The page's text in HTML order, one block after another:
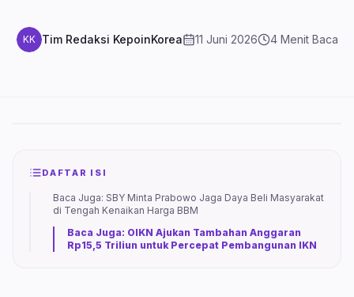
KK Tim Redaksi KepoinKorea 11 Juni 2026 4Menit Baca
DAFTAR ISI
Baca Juga: SBY Minta Prabowo Jaga Daya Beli Masyarakat
di Tengah Kenaikan Harga BBM
Baca Juga: OIKN Ajukan Tambahan Anggaran
Rp15,5 Triliun untuk Percepat Pembangunan IKN